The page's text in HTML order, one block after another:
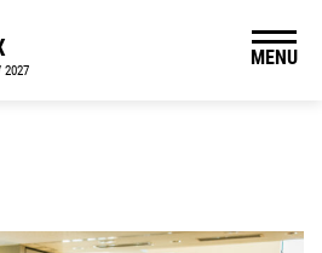
2027
MENU